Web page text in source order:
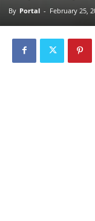
By Portal - February 25,